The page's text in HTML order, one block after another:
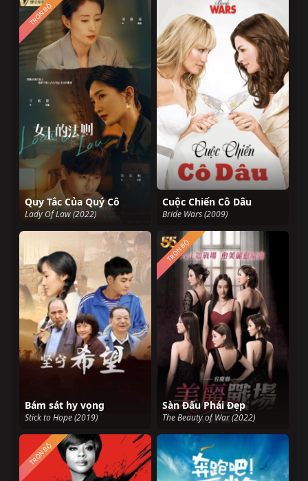
Quy Tắc Của Quý Cô
Lady Of Law (2022)
TRỌN BỘ
Cuộc Chiến Cô Dâu
Bride Wars (2009)
Bám sát hy vọng
Stick to Hope (2019)
Sàn Đấu Phái Đẹp
The Beauty of War (2022)
TRỌN BỘ
TRỌN BỘ